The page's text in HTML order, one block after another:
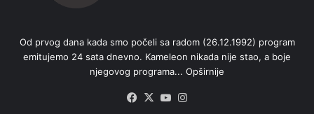
Od prvog dana kada smo počeli sa radom (26.12.1992) program
emitujemo 24 sata dnevno. Kameleon nikada nije stao, a boje
njegovog programa... Opširnije
Facebook
X YouTube